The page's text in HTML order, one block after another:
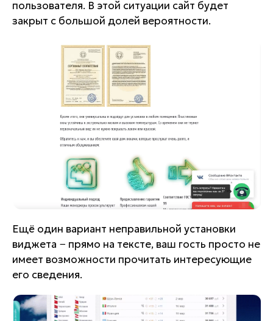
пользователя. В этой ситуации сайт будет
закрыт с большой долей вероятности.
Ещё один вариант неправильной установки
виджета − прямо на тексте, ваш гость просто не
имеет возможности прочитать интересующие
его сведения.